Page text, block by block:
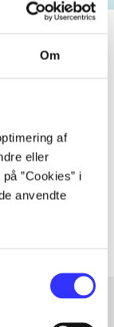
Om
af
eller
”Cookies” i
anvendte